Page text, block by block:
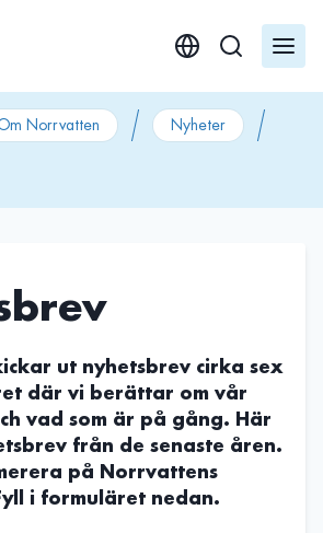
Norrvatten Nyheter
ut nyhetsbrev cirka sex
där vi berättar om vår
vad som är på gång. Här
från de senaste åren.
på Norrvattens
i formuläret nedan.